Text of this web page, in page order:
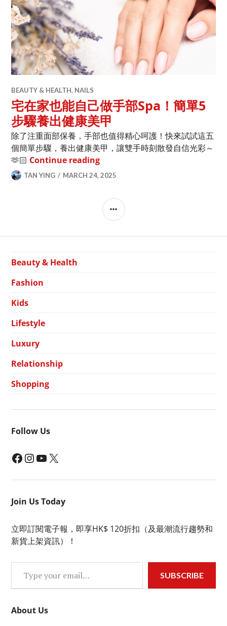
BEAUTY & HEALTH, NAILS
宅在家也能自己做手部Spa！簡單5
步驟養出健康美甲
除了注重面部保養，手部也值得精心呵護！快來試試這五
個簡單步驟，養出健康美甲，讓雙手時刻散發自信光彩～
🫶🏻 Continue reading宅在家也能自己做手部Spa！簡單
TAN YING MARCH 24, 2025
SIDEBAR
Beauty & Health
Fashion
Kids
Lifestyle
Luxury
Relationship
Shopping
Follow Us
Facebook InstagramYouTube X
Join Us Today
立即訂閱電子報，即享HK$ 120折扣（及最潮流行趨勢和
新貨上架資訊）！
Type your email…
SUBSCRIBE
About Us